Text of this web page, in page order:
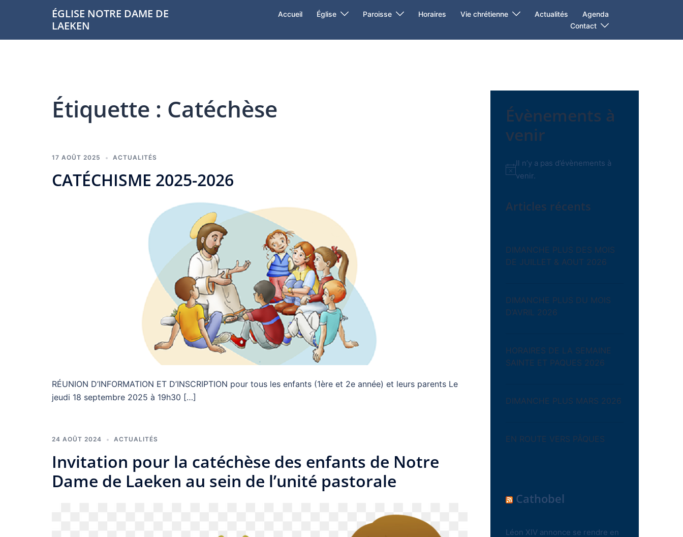
ÉGLISE NOTRE DAME DE
LAEKEN
Accueil Église Paroisse Horaires Vie chrétienne Actualités
Agenda
Contact
Étiquette : Catéchèse
17 AOÛT 2025 ACTUALITÉS
CATÉCHISME 2025-2026
RÉUNION D’INFORMATION ET D’INSCRIPTION pour tous les enfants (1ère et 2e année) et leurs parents Le
jeudi 18 septembre 2025 à 19h30 […]
24 AOÛT 2024 ACTUALITÉS
Invitation pour la catéchèse des enfants de Notre
Dame de Laeken au sein de l’unité pastorale
Évènements à
venir
Notice
Il n’y a pas d’évènements à
venir.
Articles récents
DIMANCHE PLUS DES MOIS
DE JUILLET & AOUT 2026
DIMANCHE PLUS DU MOIS
D’AVRIL 2026
HORAIRES DE LA SEMAINE
SAINTE ET PAQUES 2026
DIMANCHE PLUS MARS 2026
EN ROUTE VERS PÂQUES
Cathobel
Léon XIV annonce se rendre en